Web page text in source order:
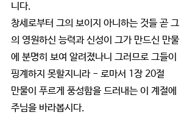
니다.
창세로부터 그의 보이지 아니하는 것들 곧 그
의 영원하신 능력과 신성이 그가 만드신 만물
에 분명히 보여 알려졌나니 그러므로 그들이
핑계하지 못할지니라 - 로마서 1장 20절
만물이 푸르게 풍성함을 드러내는 이 계절에
주님을 바라봅시다.